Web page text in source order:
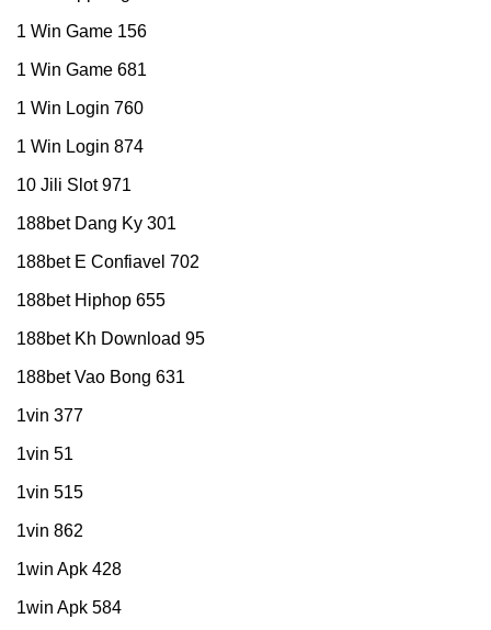
1 Win Game 156
1 Win Game 681
1 Win Login 760
1 Win Login 874
10 Jili Slot 971
188bet Dang Ky 301
188bet E Confiavel 702
188bet Hiphop 655
188bet Kh Download 95
188bet Vao Bong 631
1vin 377
1vin 51
1vin 515
1vin 862
1win Apk 428
1win Apk 584